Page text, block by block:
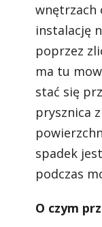
wnętrzach
instalację
poprzez
ma tu
stać się
prysznica
spadek
podczas
O czym